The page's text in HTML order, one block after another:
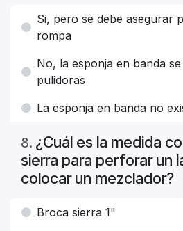
Si, pero se debe asegurar
rompa
No, la esponja en banda
pulidoras
La esponja en banda no
8. ¿Cuál es la medida
sierra para perforar un
colocar un mezclador?
Broca sierra 1"